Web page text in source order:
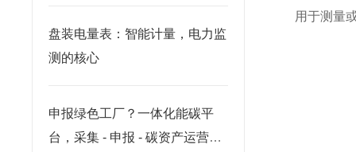
盘装电量表：智能计量，电力监
测的核心
申报绿色工厂？一体化能碳平
台，采集 - 申报 - 碳资产运营一
用于测量